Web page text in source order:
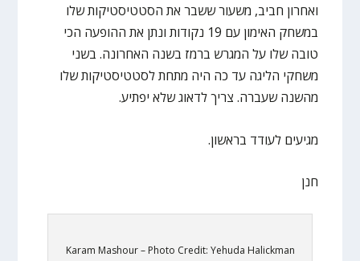
ואחרון חביב, משעור ששבר את הסטטיסטיקות שלו
במשחק האימון עם 19 נקודות ונתן את ההופעה הכי
טובה שלו על המגרש ברמז בשנה האחרונה. בשני
משחקי הליגה עד כה היה מתחת לסטטיסטיקות שלו
מהשנה שעברה. צריך לדאוג שלא יפתיע.
מגיעים לעודד בראשון.
חנן
Karam Mashour – Photo Credit: Yehuda Halickman